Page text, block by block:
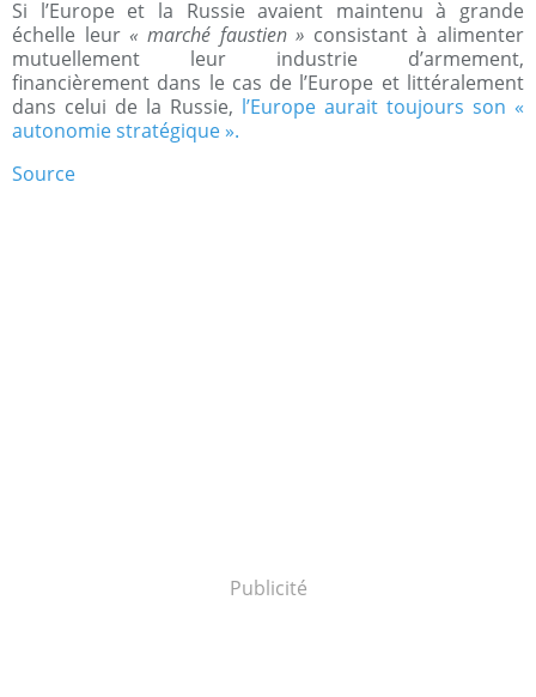
Si l’Europe et la Russie avaient maintenu à grande
échelle leur « marché faustien » consistant à alimenter
mutuellement leur industrie d’armement,
financièrement dans le cas de l’Europe et littéralement
dans celui de la Russie, l’Europe aurait toujours son «
autonomie stratégique ».
Source
Publicité